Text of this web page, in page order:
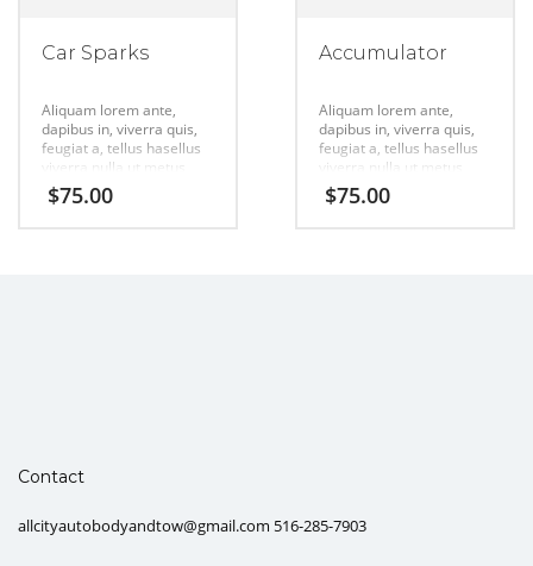
Car Sparks
Aliquam lorem ante,
dapibus in, viverra quis,
feugiat a, tellus hasellus
viverra nulla ut metus
varius laort, uisque
rutrum. Aenean
$75.00
Accumulator
Aliquam lorem ante,
dapibus in, viverra quis,
feugiat a, tellus hasellus
viverra nulla ut metus
varius laort, uisque
rutrum. Aenean
$75.00
Contact
allcityautobodyandtow@gmail.com 516-285-7903